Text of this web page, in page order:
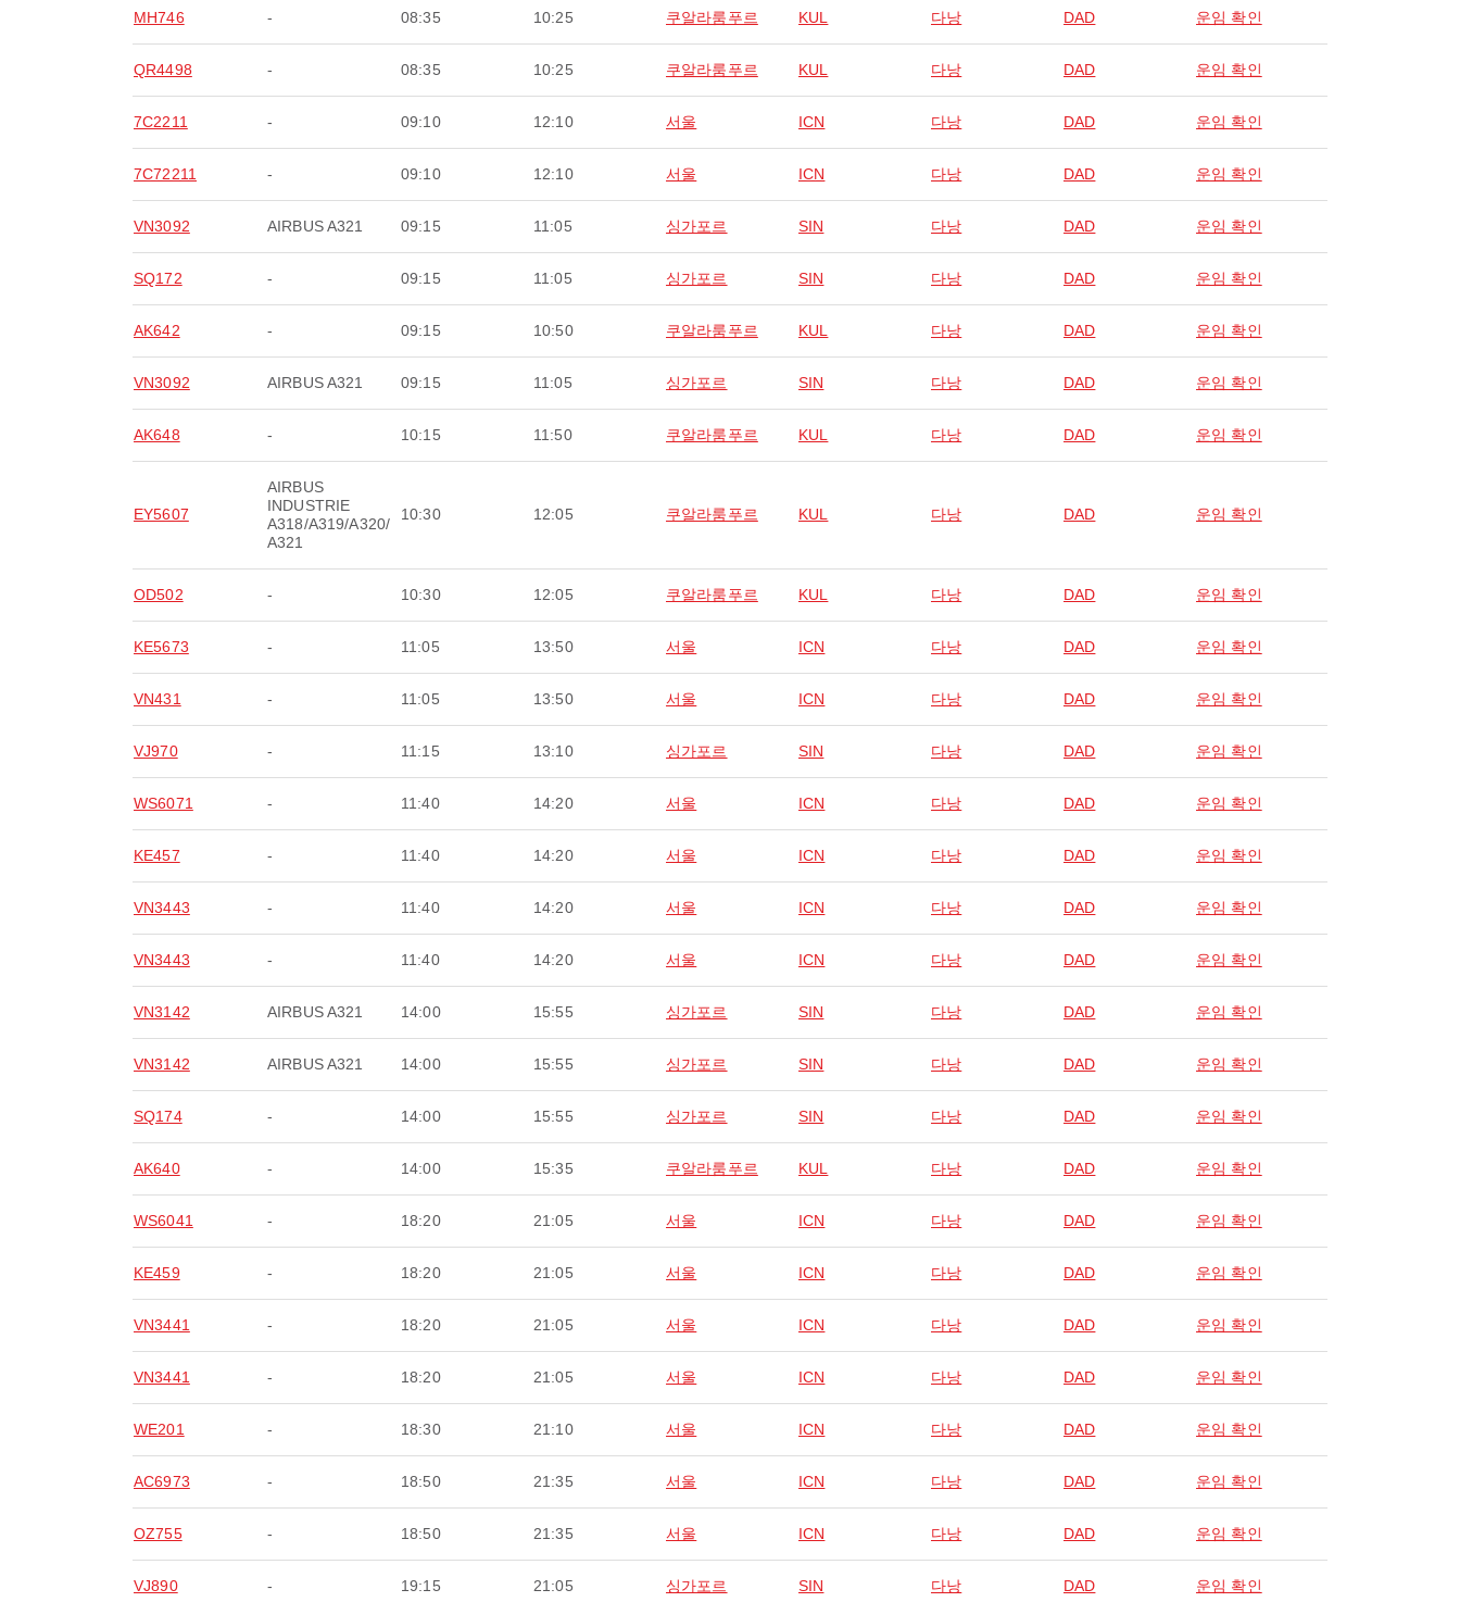
MH746 - 08:35 10:25 쿠알라룸푸르 KUL 다낭 DAD 운임 확인
QR4498 - 08:35 10:25 쿠알라룸푸르 KUL 다낭 DAD 운임 확인
7C2211 - 09:10 12:10 서울 ICN 다낭 DAD 운임 확인
7C72211 - 09:10 12:10 서울 ICN 다낭 DAD 운임 확인
VN3092 AIRBUS A321 09:15 11:05 싱가포르 SIN 다낭 DAD 운임 확인
SQ172 - 09:15 11:05 싱가포르 SIN 다낭 DAD 운임 확인
AK642 - 09:15 10:50 쿠알라룸푸르 KUL 다낭 DAD 운임 확인
VN3092 AIRBUS A321 09:15 11:05 싱가포르 SIN 다낭 DAD 운임 확인
AK648 - 10:15 11:50 쿠알라룸푸르 KUL 다낭 DAD 운임 확인
EY5607
AIRBUS
INDUSTRIE
A318/A319/A320/
A321
10:30 12:05 쿠알라룸푸르 KUL 다낭 DAD 운임 확인
OD502 - 10:30 12:05 쿠알라룸푸르 KUL 다낭 DAD 운임 확인
KE5673 - 11:05 13:50 서울 ICN 다낭 DAD 운임 확인
VN431 - 11:05 13:50 서울 ICN 다낭 DAD 운임 확인
VJ970 - 11:15 13:10 싱가포르 SIN 다낭 DAD 운임 확인
WS6071 - 11:40 14:20 서울 ICN 다낭 DAD 운임 확인
KE457 - 11:40 14:20 서울 ICN 다낭 DAD 운임 확인
VN3443 - 11:40 14:20 서울 ICN 다낭 DAD 운임 확인
VN3443 - 11:40 14:20 서울 ICN 다낭 DAD 운임 확인
VN3142 AIRBUS A321 14:00 15:55 싱가포르 SIN 다낭 DAD 운임 확인
VN3142 AIRBUS A321 14:00 15:55 싱가포르 SIN 다낭 DAD 운임 확인
SQ174 - 14:00 15:55 싱가포르 SIN 다낭 DAD 운임 확인
AK640 - 14:00 15:35 쿠알라룸푸르 KUL 다낭 DAD 운임 확인
WS6041 - 18:20 21:05 서울 ICN 다낭 DAD 운임 확인
KE459 - 18:20 21:05 서울 ICN 다낭 DAD 운임 확인
VN3441 - 18:20 21:05 서울 ICN 다낭 DAD 운임 확인
VN3441 - 18:20 21:05 서울 ICN 다낭 DAD 운임 확인
WE201 - 18:30 21:10 서울 ICN 다낭 DAD 운임 확인
AC6973 - 18:50 21:35 서울 ICN 다낭 DAD 운임 확인
OZ755 - 18:50 21:35 서울 ICN 다낭 DAD 운임 확인
VJ890 - 19:15 21:05 싱가포르 SIN 다낭 DAD 운임 확인